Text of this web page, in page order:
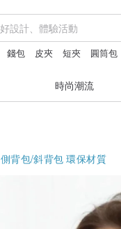
錢包 皮夾 短夾 圓筒包
時尚潮流
側背包/斜背包 環保材質